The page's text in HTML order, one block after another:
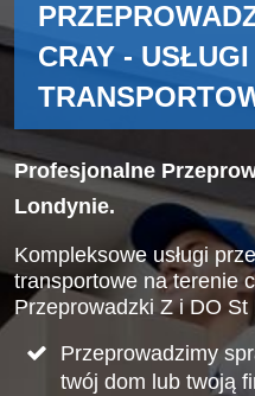
CRAY - USŁUGI
Profesjonalne
Londynie.
Kompleksowe usługi
transportowe na terenie
Przeprowadzki Z i DO St
Przeprowadzimy
twój dom lub twoją